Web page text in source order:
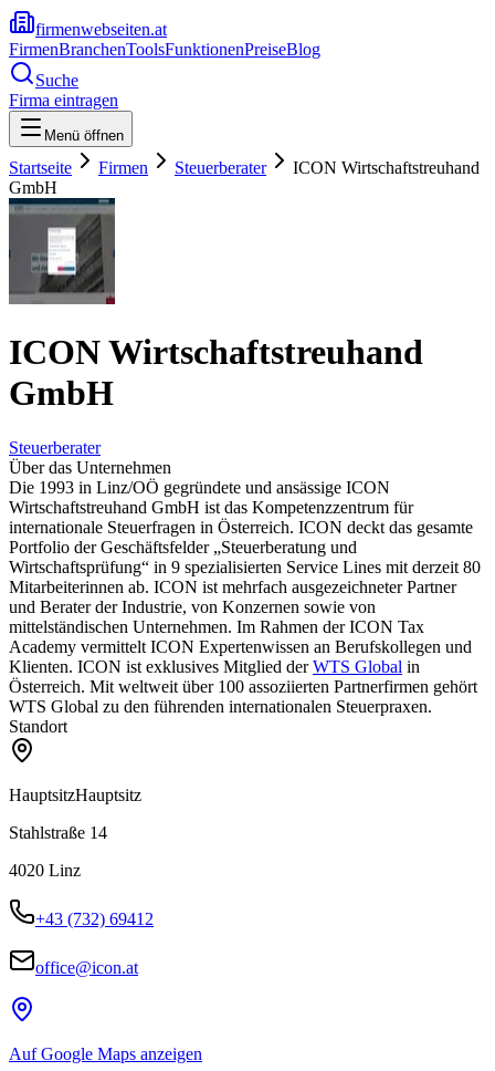
firmenwebseiten.at
FirmenBranchenToolsFunktionenPreiseBlog
Suche
Firma eintragen
Menü öffnen
Startseite Firmen Steuerberater
ICON Wirtschaftstreuhand
GmbH
ICON Wirtschaftstreuhand
GmbH
Steuerberater
Über das Unternehmen
Die 1993 in Linz/OÖ gegründete und ansässige ICON
Wirtschaftstreuhand GmbH ist das Kompetenzzentrum für
internationale Steuerfragen in Österreich. ICON deckt das gesamte
Portfolio der Geschäftsfelder „Steuerberatung und
Wirtschaftsprüfung“ in 9 spezialisierten Service Lines mit derzeit 80
Mitarbeiterinnen ab. ICON ist mehrfach ausgezeichneter Partner
und Berater der Industrie, von Konzernen sowie von
mittelständischen Unternehmen. Im Rahmen der ICON Tax
Academy vermittelt ICON Expertenwissen an Berufskollegen und
Klienten. ICON ist exklusives Mitglied derWTS Global in
Österreich. Mit weltweit über 100 assoziierten Partnerfirmen gehört
WTS Global zu den führenden internationalen Steuerpraxen.
Standort
HauptsitzHauptsitz
Stahlstraße 14
4020 Linz
+43 (732) 69412
office@icon.at
Auf Google Maps anzeigen